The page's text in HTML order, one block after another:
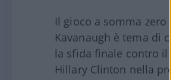
Il gioco a somma zero
Kavanaugh è tema di
la sfida finale contro il
Hillary Clinton nella